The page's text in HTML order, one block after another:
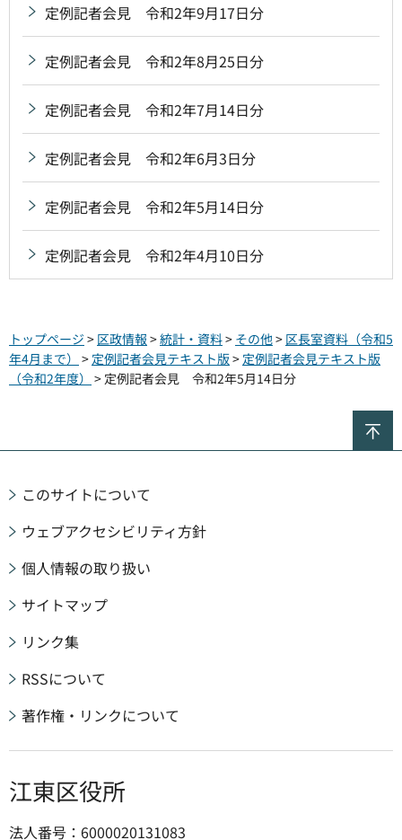
定例記者会見 令和2年9月17日分
定例記者会見 令和2年8月25日分
定例記者会見 令和2年7月14日分
定例記者会見 令和2年6月3日分
定例記者会見 令和2年5月14日分
定例記者会見 令和2年4月10日分
トップページ > 区政情報 >統計・資料> その他> 区長室資料（令和5
年4月まで） > 定例記者会見テキスト版> 定例記者会見テキスト版
（令和2年度） > 定例記者会見 令和2年5月14日分
このサイトについて
ウェブアクセシビリティ方針
個人情報の取り扱い
サイトマップ
リンク集
RSSについて
著作権・リンクについて
江東区役所
法人番号：6000020131083